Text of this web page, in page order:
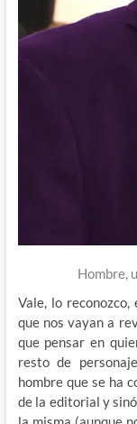
Hombre,
Vale, lo
que nos vayan a
que pensar en
resto de
hombre que se ha
de la editorial y